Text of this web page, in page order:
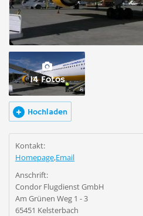
14 Fotos
Hochladen
Kontakt:
Homepage,Email
Anschrift:
Condor Flugdienst GmbH
Am Grünen Weg 1 - 3
65451 Kelsterbach